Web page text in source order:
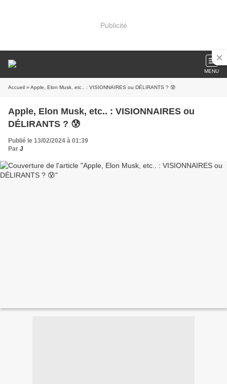
Publicité
MENU
Accueil » Apple, Elon Musk, etc.. : VISIONNAIRES ou DÉLIRANTS ? 😰
Apple, Elon Musk, etc.. : VISIONNAIRES ou
DÉLIRANTS ? 😰
Publié le 13/02/2024 à 01:39
Par J